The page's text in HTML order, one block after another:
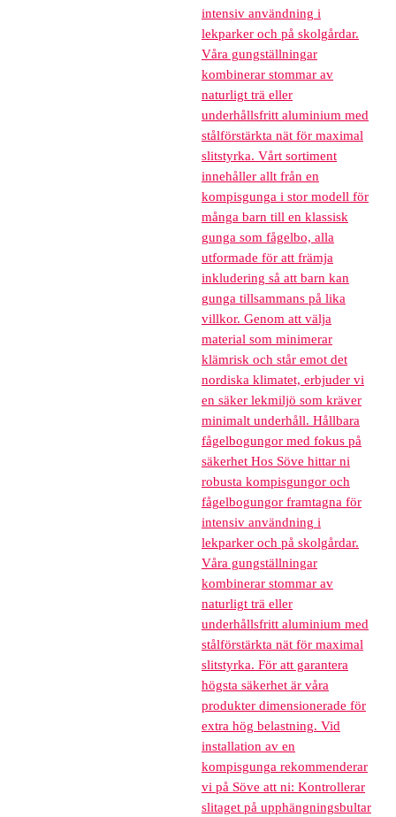
intensiv användning i
lekparker och på skolgårdar.
Våra gungställningar
kombinerar stommar av
naturligt trä eller
underhållsfritt aluminium med
stålförstärkta nät för maximal
slitstyrka. Vårt sortiment
innehåller allt från en
kompisgunga i stor modell för
många barn till en klassisk
gunga som fågelbo, alla
utformade för att främja
inkludering så att barn kan
gunga tillsammans på lika
villkor. Genom att välja
material som minimerar
klämrisk och står emot det
nordiska klimatet, erbjuder vi
en säker lekmiljö som kräver
minimalt underhåll. Hållbara
fågelbogungor med fokus på
säkerhet Hos Söve hittar ni
robusta kompisgungor och
fågelbogungor framtagna för
intensiv användning i
lekparker och på skolgårdar.
Våra gungställningar
kombinerar stommar av
naturligt trä eller
underhållsfritt aluminium med
stålförstärkta nät för maximal
slitstyrka. För att garantera
högsta säkerhet är våra
produkter dimensionerade för
extra hög belastning. Vid
installation av en
kompisgunga rekommenderar
vi på Söve att ni: Kontrollerar
slitaget på upphängningsbultar